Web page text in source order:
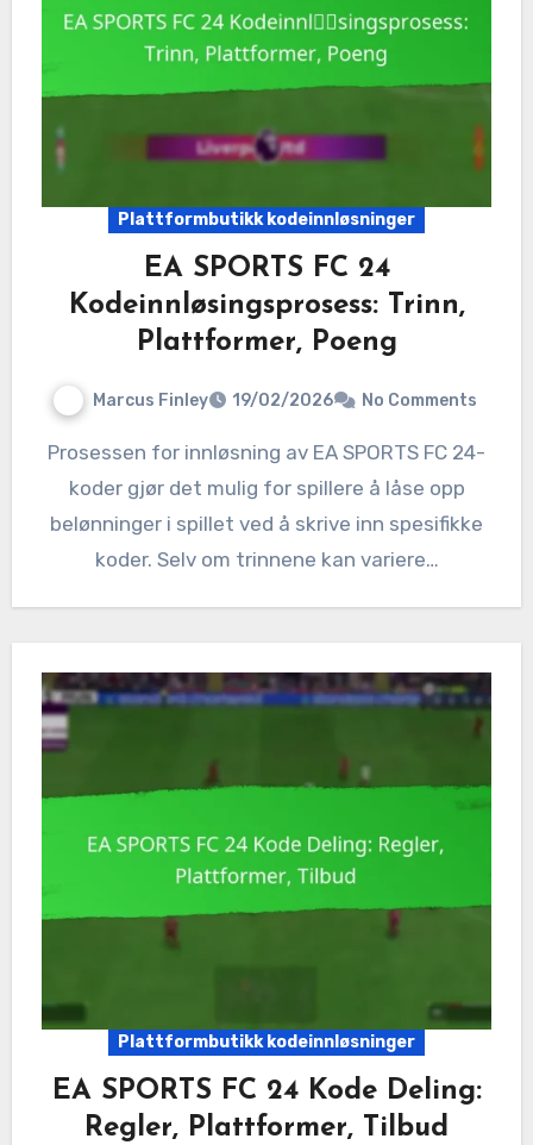
Plattformbutikk kodeinnløsninger
EA SPORTS FC 24
Kodeinnløsingsprosess: Trinn,
Plattformer, Poeng
Marcus Finley 19/02/2026 No Comments
Prosessen for innløsning av EA SPORTS FC 24-
koder gjør det mulig for spillere å låse opp
belønninger i spillet ved å skrive inn spesifikke
koder. Selv om trinnene kan variere…
Plattformbutikk kodeinnløsninger
EA SPORTS FC 24 Kode Deling:
Regler, Plattformer, Tilbud